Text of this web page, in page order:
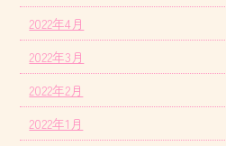
2022年4月
2022年3月
2022年2月
2022年1月